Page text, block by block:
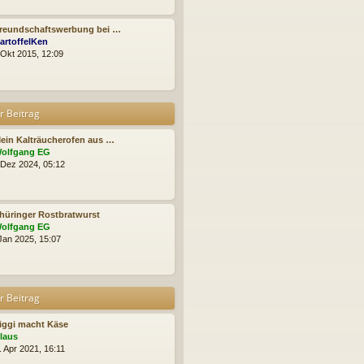
a
g
e
r
B
e
g
bei …
e
s
t
r
B
i
a
g
2015, 12:09
Beitrag
Kalträucherofen aus …
EG
e
s
t
r
i
t
a
g
2024, 05:12
Rostbratwurst
EG
e
s
t
r
B
i
2025, 15:07
Beitrag
macht Käse
e
Apr 2021, 16:11